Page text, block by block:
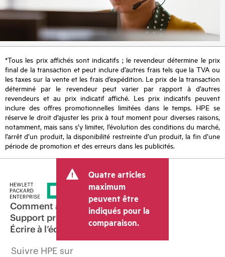
*Tous les prix affichés sont indicatifs ; le revendeur détermine le prix
final de la transaction et peut inclure d’autres frais tels que la TVA ou
les taxes sur la vente et les frais d’expédition. Le prix de la transaction
déterminé par le revendeur peut varier par rapport à d’autres
revendeurs et au prix indicatif affiché. Les prix indicatifs peuvent
inclure des offres promotionnelles limitées dans le temps. HPE se
réserve le droit d’ajuster les prix à tout moment pour diverses raisons,
notamment, mais sans s’y limiter, l’évolution des conditions du marché,
l’arrêt d’un produit, la disponibilité restreinte d’un produit, la fin d’une
période de promotion et des erreurs dans les publicités.
Quatre articles
maximum
peuvent être
indiqués pour la
comparaison.
Comment acheter
Support produit
Écrire à l’équipe commerciale
Suivre HPE sur